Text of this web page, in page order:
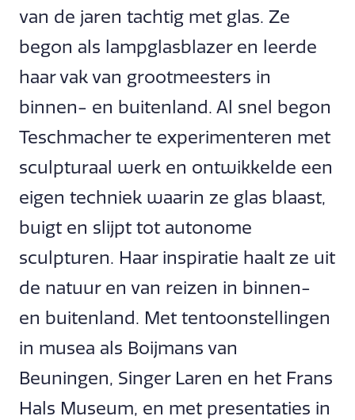
van de jaren tachtig met glas. Ze
begon als lampglasblazer en leerde
haar vak van grootmeesters in
binnen- en buitenland. Al snel begon
Teschmacher te experimenteren met
sculpturaal werk en ontwikkelde een
eigen techniek waarin ze glas blaast,
buigt en slijpt tot autonome
sculpturen. Haar inspiratie haalt ze uit
de natuur en van reizen in binnen-
en buitenland. Met tentoonstellingen
in musea als Boijmans van
Beuningen, Singer Laren en het Frans
Hals Museum, en met presentaties in